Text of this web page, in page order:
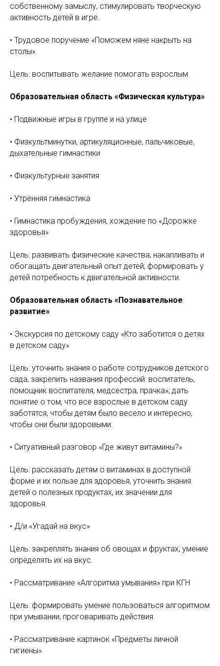
собственному замыслу, стимулировать творческую
активность детей в игре.
• Трудовое поручение «Поможем няне накрыть на
столы».
Цель: воспитывать желание помогать взрослым.
Образовательная область «Физическая культура»
• Подвижные игры в группе и на улице
• Физкультминутки, артикуляционные, пальчиковые,
дыхательные гимнастики
• Физкультурные занятия
• Утренняя гимнастика
• Гимнастика пробуждения, хождение по «Дорожке
здоровья»
Цель: развивать физические качества; накапливать и
обогащать двигательный опыт детей; формировать у
детей потребность к двигательной активности.
Образовательная область «Познавательное
развитие»
• Экскурсия по детскому саду «Кто заботится о детях
в детском саду»
Цель: уточнить знания о работе сотрудников детского
сада, закрепить названия профессий: воспитатель,
помощник воспитателя, медсестра, прачка»; дать
понятие о том, что все взрослые в детском саду
заботятся, чтобы детям было весело и интересно,
чтобы они были здоровыми.
• Ситуативный разговор «Где живут витамины?»
Цель: рассказать детям о витаминах в доступной
форме и их пользе для здоровья, уточнить знания
детей о полезных продуктах, их значении для
здоровья.
• Д/и «Угадай на вкус»
Цель: закреплять знания об овощах и фруктах, умение
определять их на вкус.
• Рассматривание «Алгоритма умывания» при КГН
Цель: формировать умение пользоваться алгоритмом
при умывании, проговаривать действия.
• Рассматривание картинок «Предметы личной
гигиены»